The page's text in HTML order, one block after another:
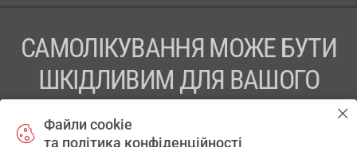
САМОЛІКУВАННЯ МОЖЕ БУТИ
ШКІДЛИВИМ ДЛЯ ВАШОГО
Файли cookie
та політика конфіденційності